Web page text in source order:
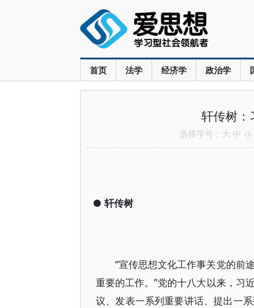
首页 法学 经济学 政治学
轩传树：
选择字号： 大 中 小
● 轩传树
“宣传思想文化工作事关党的前
重要的工作。”党的十八大以来，习
议、发表一系列重要讲话、提出一